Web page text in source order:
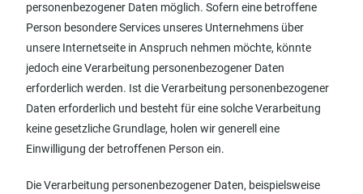
personenbezogener Daten möglich. Sofern eine betroffene
Person besondere Services unseres Unternehmens über
unsere Internetseite in Anspruch nehmen möchte, könnte
jedoch eine Verarbeitung personenbezogener Daten
erforderlich werden. Ist die Verarbeitung personenbezogener
Daten erforderlich und besteht für eine solche Verarbeitung
keine gesetzliche Grundlage, holen wir generell eine
Einwilligung der betroffenen Person ein.
Die Verarbeitung personenbezogener Daten, beispielsweise